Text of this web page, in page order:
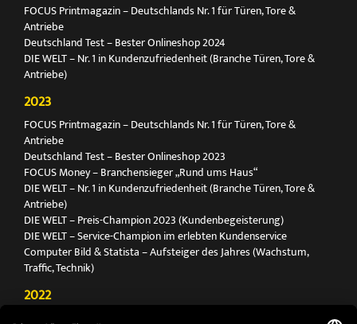
FOCUS Printmagazin – Deutschlands Nr. 1 für Türen, Tore &
Antriebe
Deutschland Test – Bester Onlineshop 2024
DIE WELT – Nr. 1 in Kundenzufriedenheit (Branche Türen, Tore &
Antriebe)
2023
FOCUS Printmagazin – Deutschlands Nr. 1 für Türen, Tore &
Antriebe
Deutschland Test – Bester Onlineshop 2023
FOCUS Money – Branchensieger „Rund ums Haus“
DIE WELT – Nr. 1 in Kundenzufriedenheit (Branche Türen, Tore &
Antriebe)
DIE WELT – Preis-Champion 2023 (Kundenbegeisterung)
DIE WELT – Service-Champion im erlebten Kundenservice
Computer Bild & Statista – Aufsteiger des Jahres (Wachstum,
Traffic, Technik)
2022